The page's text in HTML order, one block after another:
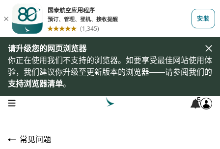
请升级您的网页浏览器
你正在使用我们不支持的浏览器。如要享受最佳网站使用体
验，我们建议你升级至更新版本的浏览器——请参阅我们的
支持浏览器清单。
open navigation menu 5
常见问题